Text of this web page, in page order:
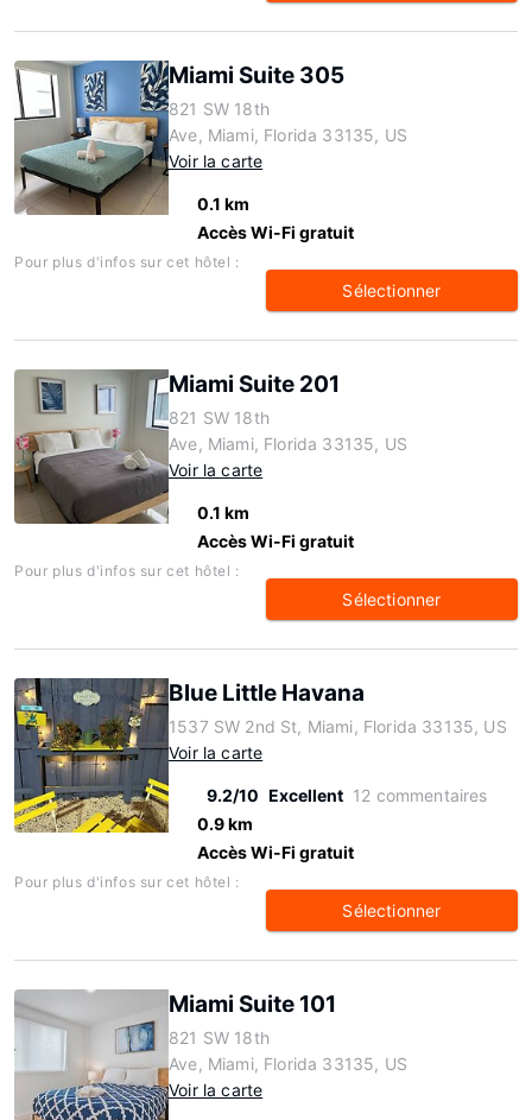
Miami Suite 305
821 SW 18th
Ave, Miami, Florida 33135, US
Voir la carte
0.1 km
Accès Wi-Fi gratuit
Pour plus d'infos sur cet hôtel :
Sélectionner
Miami Suite 201
821 SW 18th
Ave, Miami, Florida 33135, US
Voir la carte
0.1 km
Accès Wi-Fi gratuit
Pour plus d'infos sur cet hôtel :
Sélectionner
Blue Little Havana
1537 SW 2nd St, Miami, Florida 33135, US
Voir la carte
9.2/10 Excellent 12 commentaires
0.9 km
Accès Wi-Fi gratuit
Pour plus d'infos sur cet hôtel :
Sélectionner
Miami Suite 101
821 SW 18th
Ave, Miami, Florida 33135, US
Voir la carte